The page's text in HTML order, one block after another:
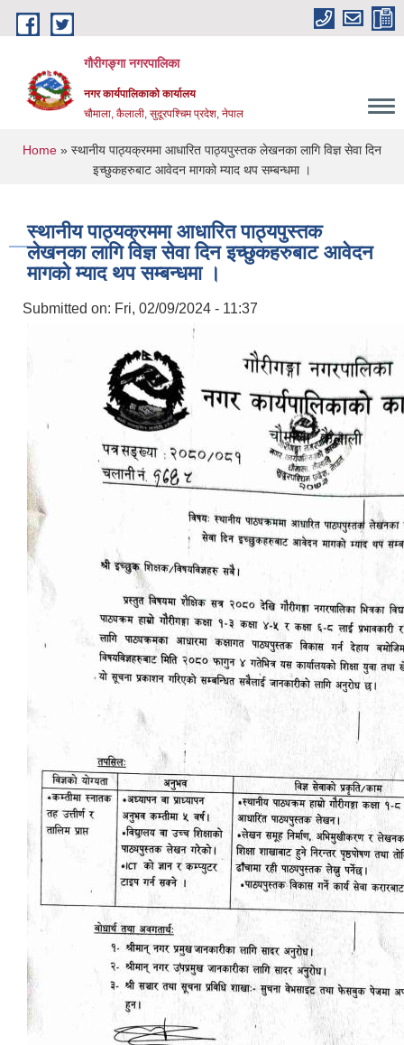
Skip to main content
गौरीगङ्गा नगरपालिका
नगर कार्यपालिकाको कार्यालय
चौमाला, कैलाली, सुदूरपश्चिम प्रदेश, नेपाल
You are here
Home » स्थानीय पाठ्यक्रममा आधारित पाठ्यपुस्तक लेखनका लागि विज्ञ सेवा दिन
इच्छुकहरुबाट आवेदन मागको म्याद थप सम्बन्धमा ।
स्थानीय पाठ्यक्रममा आधारित पाठ्यपुस्तक
लेखनका लागि विज्ञ सेवा दिन इच्छुकहरुबाट आवेदन
मागको म्याद थप सम्बन्धमा ।
Submitted on: Fri, 02/09/2024 - 11:37